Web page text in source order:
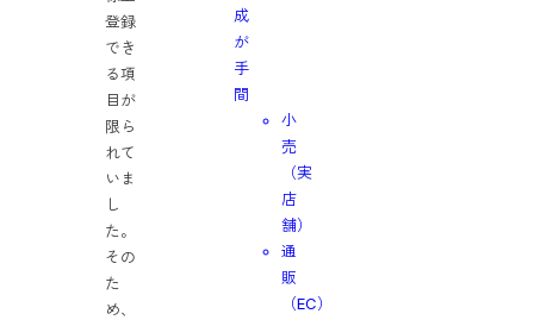
登録
でき
る項
目が
限ら
れて
いま
し
た。
その
た
め、
成
が
手
間
小
売
（実
店
舗）
通
販
（EC）